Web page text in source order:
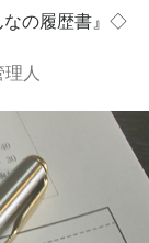
の履歴書』◇
理人